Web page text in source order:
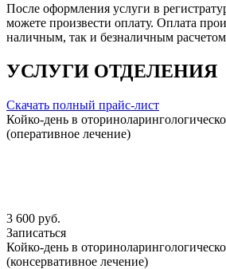
После оформления услуги в
можете произвести оплату. Оплата
наличным, так и безналичным
УСЛУГИ ОТДЕЛЕНИЯ
Скачать полный прайс-лист
Койко-день в
(оперативное лечение)
3 600 руб.
Записаться
Койко-день в
(консервативное лечение)